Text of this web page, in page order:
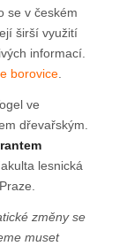
se v českém
širší využití
informací.
borovice.
ve
dřevařským.
lesnická
změny se
muset